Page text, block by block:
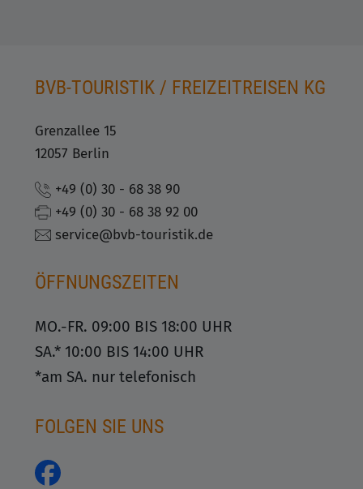
BVB-TOURISTIK / FREIZEITREISEN KG
Grenzallee 15
12057 Berlin
+49 (0) 30 - 68 38 90
+49 (0) 30 - 68 38 92 00
service@bvb-touristik.de
ÖFFNUNGSZEITEN
MO.-FR. 09:00 BIS 18:00 UHR
SA.* 10:00 BIS 14:00 UHR
*am SA. nur telefonisch
FOLGEN SIE UNS